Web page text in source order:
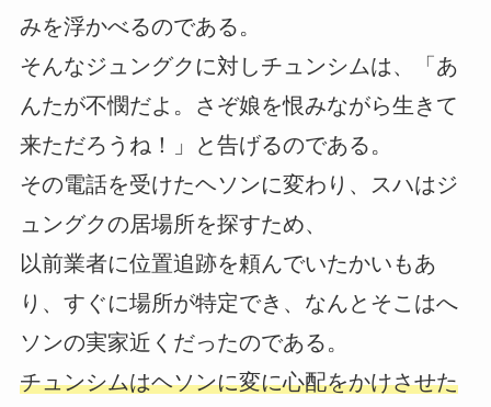
みを浮かべるのである。
そんなジュングクに対しチュンシムは、「あ
んたが不憫だよ。さぞ娘を恨みながら生きて
来ただろうね！」と告げるのである。
その電話を受けたヘソンに変わり、スハはジ
ュングクの居場所を探すため、
以前業者に位置追跡を頼んでいたかいもあ
り、すぐに場所が特定でき、なんとそこはへ
ソンの実家近くだったのである。
チュンシムはヘソンに変に心配をかけさせた